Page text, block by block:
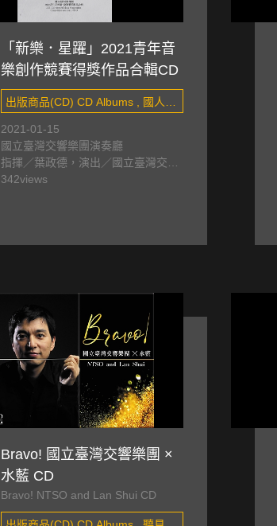
「新樂．星躍」2021青年音
樂創作競賽得獎作品合輯CD
出版商品(CD) CD Albums , 國人創
作 Taiwanese composers&#x27;
works
2021-01-15
國立臺灣交響樂團演奏廳
指揮／葉政德，演出／國立臺灣交響
樂團
342views
Bravo! 國立臺灣交響樂團 ×
水藍 CD
Bravo! NTSO and Lan Shui CD